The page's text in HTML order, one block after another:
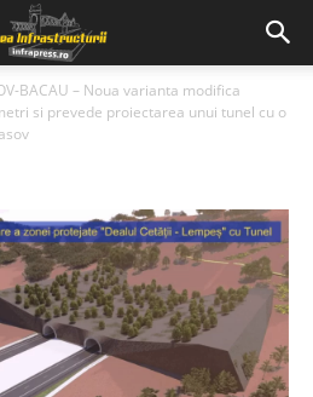
BACAU – Noua varianta modifica
si prevede proiectarea unui tunel cu o